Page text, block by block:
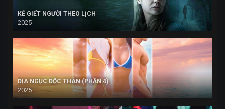
KẺ GIẾT NGƯỜI THEO LỊCH
2025
ĐỊA NGỤC ĐỘC THÂN (PHẦN 4)
2025